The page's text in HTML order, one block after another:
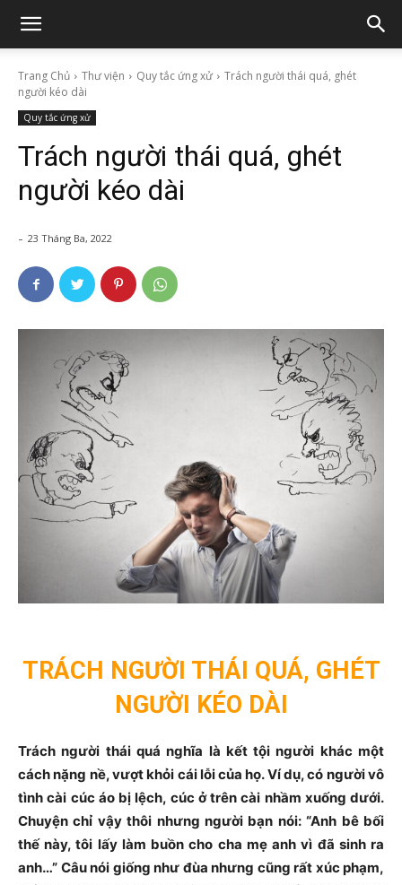
Trang Chủ Thư viện Quy tắc ứng xử
Trách người thái quá, ghét
người kéo dài
Quy tắc ứng xử
Trách người thái quá, ghét
người kéo dài
- 23 Tháng Ba, 2022
TRÁCH NGƯỜI THÁI QUÁ, GHÉT
NGƯỜI KÉO DÀI
Trách người thái quá nghĩa là kết tội người khác một
cách nặng nề, vượt khỏi cái lỗi của họ. Ví dụ, có người vô
tình cài cúc áo bị lệch, cúc ở trên cài nhầm xuống dưới.
Chuyện chỉ vậy thôi nhưng người bạn nói: “Anh bê bối
thế này, tôi lấy làm buồn cho cha mẹ anh vì đã sinh ra
anh…” Câu nói giống như đùa nhưng cũng rất xúc phạm,